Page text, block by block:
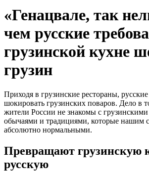
«Генацвале, так
чем русские
грузинской кухне
грузин
Приходя в грузинские рестораны,
шокировать грузинских поваров. Дело в
жители России не знакомы с
обычаями и традициями, которые нашим
абсолютно нормальными.
Превращают грузинскую
русскую